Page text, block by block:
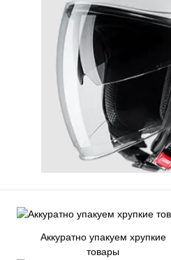
Аккуратно упакуем хрупкие
товары